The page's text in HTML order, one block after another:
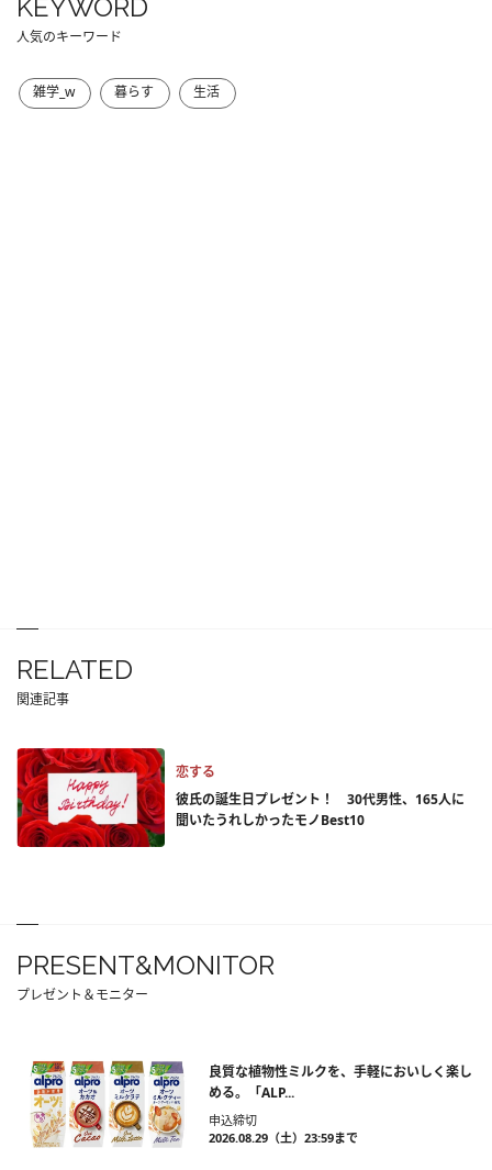
KEYWORD
人気のキーワード
雑学_w 暮らす 生活
RELATED
関連記事
恋する
彼氏の誕生日プレゼント！ 30代男性、165人に
聞いたうれしかったモノBest10
PRESENT&MONITOR
プレゼント＆モニター
良質な植物性ミルクを、手軽においしく楽し
める。「ALP...
申込締切
2026.08.29（土）23:59まで